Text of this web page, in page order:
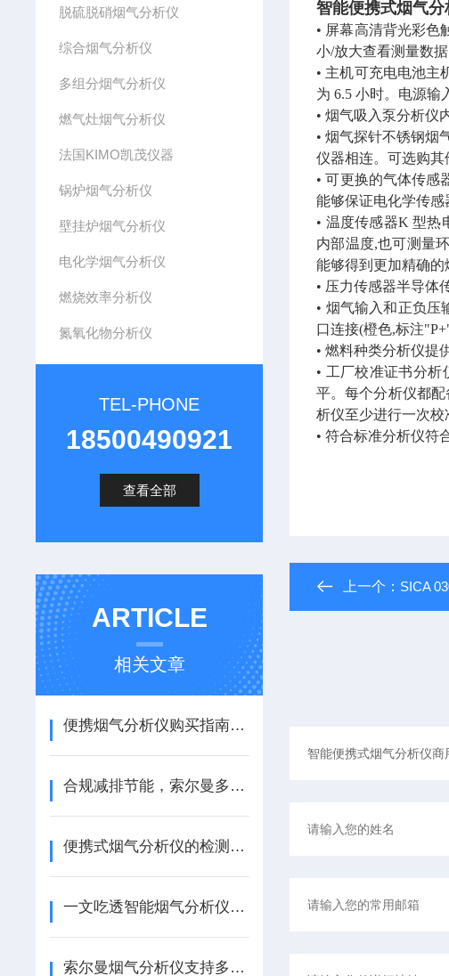
脱硫脱硝烟气分析仪
综合烟气分析仪
多组分烟气分析仪
燃气灶烟气分析仪
法国KIMO凯茂仪器
锅炉烟气分析仪
壁挂炉烟气分析仪
电化学烟气分析仪
燃烧效率分析仪
氮氧化物分析仪
TEL-PHONE
18500490921
查看全部
ARTICLE
相关文章
便携烟气分析仪购买指南2026为您提供专业选择
合规减排节能，索尔曼多参数烟气分析仪功能、优势与应用场景
便携式烟气分析仪的检测能力、设计、应用介绍
一文吃透智能烟气分析仪：核心作用、传感原理与标准化操作全细节
索尔曼烟气分析仪支持多组分同时检测使用吗
智能便携式烟气分
• 屏幕高清背光彩色
小/放大查看测量数据
• 主机可充电电池主
为 6.5 小时。电源输
• 烟气吸入泵分析仪
• 烟气探针不锈钢烟
仪器相连。可选购其
• 可更换的气体传感
能够保证电化学传感
• 温度传感器K 型热
内部温度,也可测量
能够得到更加精确的
• 压力传感器半导体
• 烟气输入和正负
口连接(橙色,标注
• 燃料种类分析仪提
• 工厂校准证书分
平。每个分析仪都
析仪至少进行一次校
• 符合标准分析仪符
上一个： SICA 030